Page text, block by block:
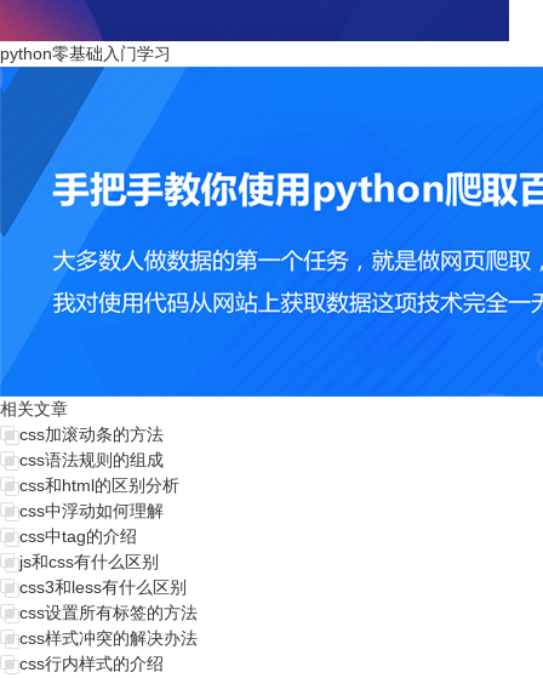
python零基础入门学习
相关文章
css加滚动条的方法
css语法规则的组成
css和html的区别分析
css中浮动如何理解
css中tag的介绍
js和css有什么区别
css3和less有什么区别
css设置所有标签的方法
css样式冲突的解决办法
css行内样式的介绍